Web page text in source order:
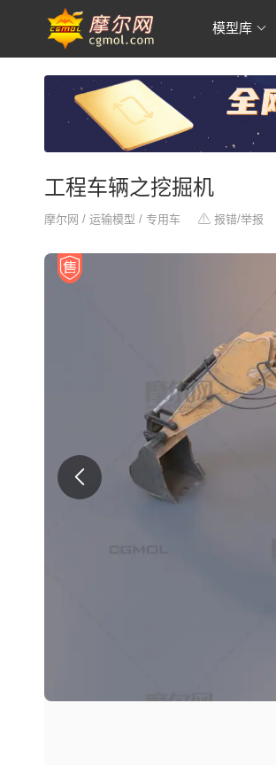
模型库
工程车辆之挖掘机
摩尔网 / 运输模型 / 专用车 报错/举报